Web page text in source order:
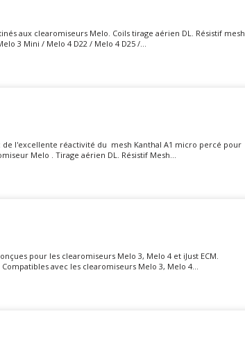
aux clearomiseurs Melo. Coils tirage aérien DL. Résistif mesh.
3 Mini / Melo 4 D22 / Melo 4 D25 /...
de l'excellente réactivité du mesh Kanthal A1 micro percé pour
Melo . Tirage aérien DL. Résistif Mesh...
pour les clearomiseurs Melo 3, Melo 4 et iJust ECM.
avec les clearomiseurs Melo 3, Melo 4...